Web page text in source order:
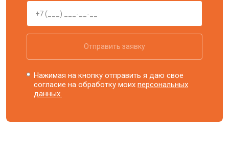
Отправить заявку
Нажимая на кнопку отправить я даю свое
согласие на обработку моихперсональных
данных.